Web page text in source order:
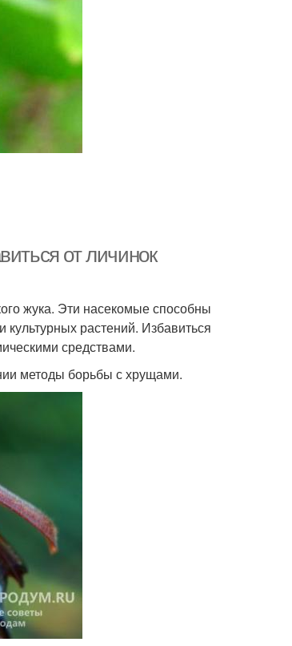
от личинок
жука. Эти насекомые способны
растений. Избавиться
средствами.
методы борьбы с хрущами.